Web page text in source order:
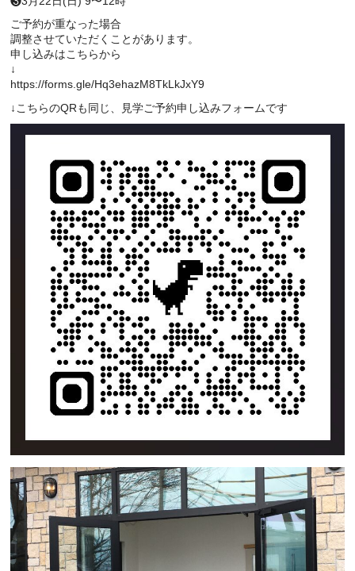
ご予約が重なった場合
調整させていただくことがあります。
申し込みはこちらから
↓
https://forms.gle/Hq3ehazM8TkLkJxY9
↓こちらのQRも同じ、見学ご予約申し込みフォームです